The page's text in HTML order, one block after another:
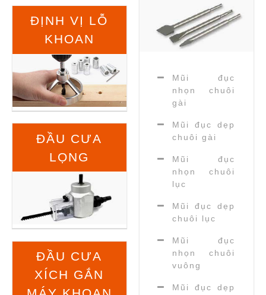
ĐỊNH VỊ LỖ
KHOAN
ĐẦU CƯA
LỌNG
ĐẦU CƯA
XÍCH GẮN
Mũi đục
nhọn chuôi
gài
Mũi đục dẹp
chuôi gài
Mũi đục
nhọn chuôi
lục
Mũi đục dẹp
chuôi lục
Mũi đục
nhọn chuôi
vuông
Mũi đục dẹp